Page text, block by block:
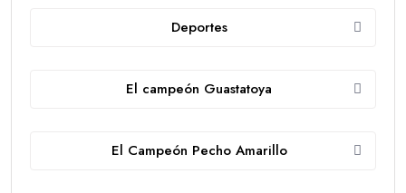
Deportes
El campeón Guastatoya
El Campeón Pecho Amarillo